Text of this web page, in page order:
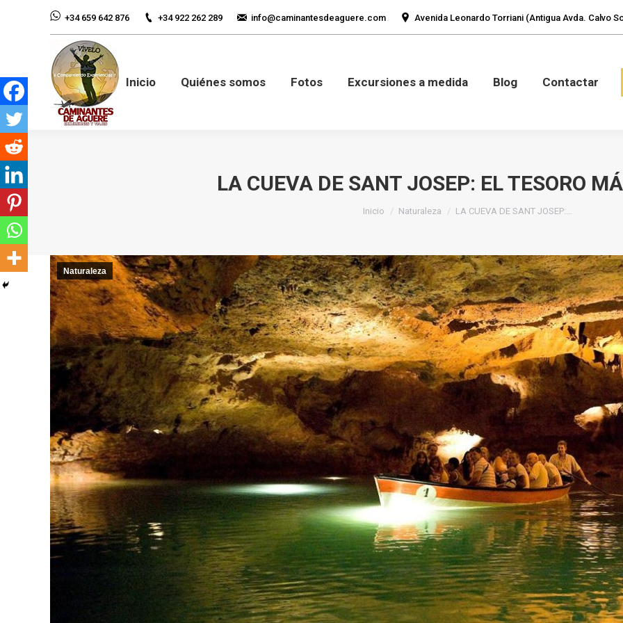
+34 659 642 876 +34 922 262 289 info@caminantesdeaguere.com Avenida Leonardo Torriani (Antigua Avda. Calvo
Inicio Quiénes somos Fotos Excursiones a medida Blog Contactar
LA CUEVA DE SANT JOSEP: EL TESORO
Estás aquí:
Inicio Naturaleza LA CUEVA DE SANT JOSEP:…
Naturaleza